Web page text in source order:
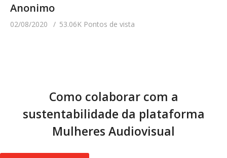
Anonimo
02/08/2020 53.06K Pontos de vista
Como colaborar com a
sustentabilidade da plataforma
Mulheres Audiovisual